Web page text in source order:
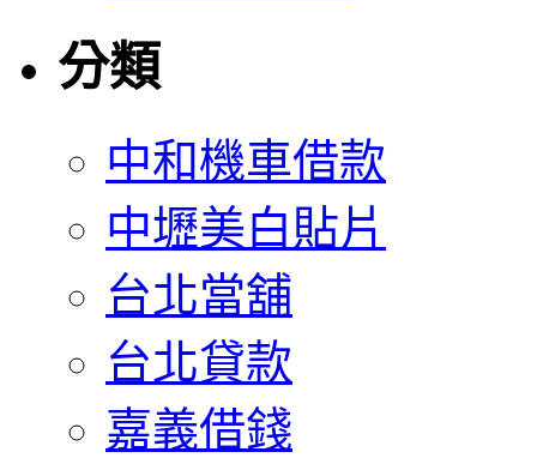
分類
中和機車借款
中壢美白貼片
台北當舖
台北貸款
嘉義借錢